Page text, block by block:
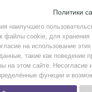
Политики
наилучшего
файлы cookie, для
на использование
такие как поведение
на этом сайте. Несогласие
функции и
СОГЛАСИЕ НА ОБРАБОТКУ
ПЕРСОНАЛЬНЫХ ДАННЫХ